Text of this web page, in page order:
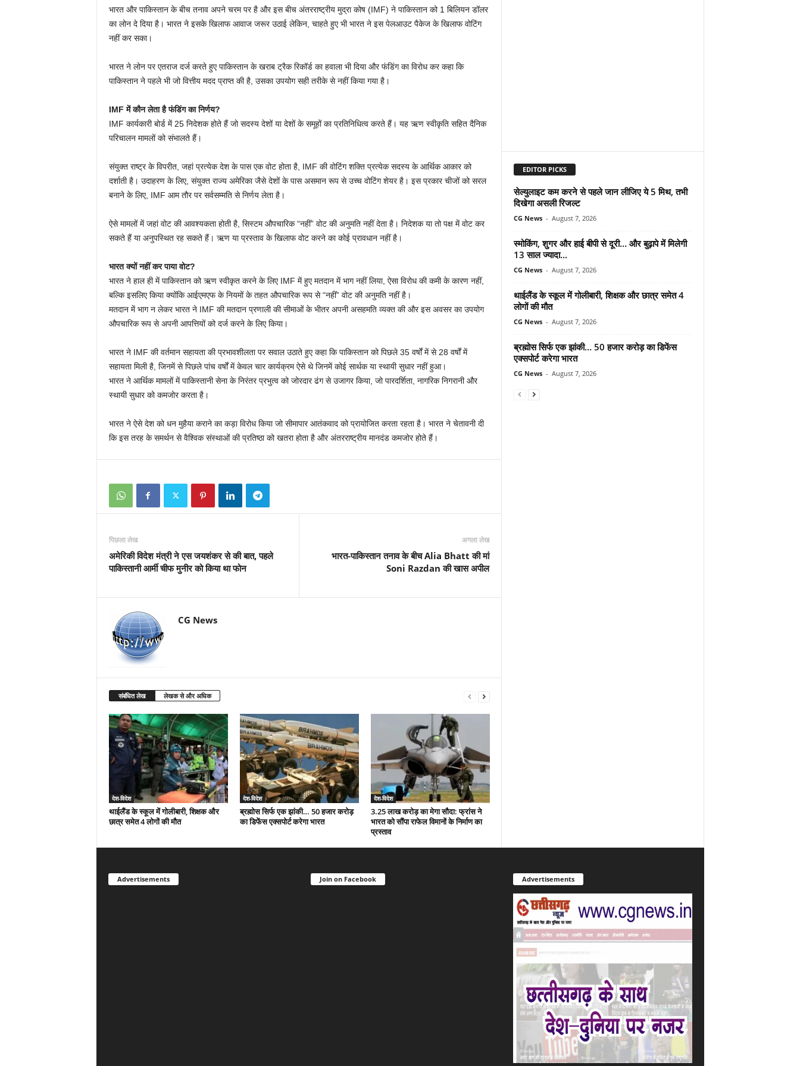
भारत और पाकिस्तान के बीच तनाव अपने चरम पर है और इस बीच अंतरराष्ट्रीय मुद्रा कोष (IMF) ने पाकिस्तान को 1 बिलियन डॉलर
का लोन दे दिया है। भारत ने इसके खिलाफ आवाज जरूर उठाई लेकिन, चाहते हुए भी भारत ने इस पेलआउट पैकेज के खिलाफ वोटिंग
नहीं कर सका।
भारत ने लोन पर एतराज दर्ज करते हुए पाकिस्तान के खराब ट्रैक रिकॉर्ड का हवाला भी दिया और फंडिंग का विरोध कर कहा कि
पाकिस्तान ने पहले भी जो वित्तीय मदद प्राप्त की है, उसका उपयोग सही तरीके से नहीं किया गया है।
IMF में कौन लेता है फंडिंग का निर्णय?
IMF कार्यकारी बोर्ड में 25 निदेशक होते हैं जो सदस्य देशों या देशों के समूहों का प्रतिनिधित्व करते हैं। यह ऋण स्वीकृति सहित दैनिक
परिचालन मामलों को संभालते हैं।
संयुक्त राष्ट्र के विपरीत, जहां प्रत्येक देश के पास एक वोट होता है, IMF की वोटिंग शक्ति प्रत्येक सदस्य के आर्थिक आकार को
दर्शाती है। उदाहरण के लिए, संयुक्त राज्य अमेरिका जैसे देशों के पास असमान रूप से उच्च वोटिंग शेयर है। इस प्रकार चीजों को सरल
बनाने के लिए, IMF आम तौर पर सर्वसम्मति से निर्णय लेता है।
ऐसे मामलों में जहां वोट की आवश्यकता होती है, सिस्टम औपचारिक “नहीं” वोट की अनुमति नहीं देता है। निदेशक या तो पक्ष में वोट कर
सकते हैं या अनुपस्थित रह सकते हैं। ऋण या प्रस्ताव के खिलाफ वोट करने का कोई प्रावधान नहीं है।
भारत क्यों नहीं कर पाया वोट?
भारत ने हाल ही में पाकिस्तान को ऋण स्वीकृत करने के लिए IMF में हुए मतदान में भाग नहीं लिया, ऐसा विरोध की कमी के कारण नहीं,
बल्कि इसलिए किया क्योंकि आईएमएफ के नियमों के तहत औपचारिक रूप से “नहीं” वोट की अनुमति नहीं है।
मतदान में भाग न लेकर भारत ने IMF की मतदान प्रणाली की सीमाओं के भीतर अपनी असहमति व्यक्त की और इस अवसर का उपयोग
औपचारिक रूप से अपनी आपत्तियों को दर्ज करने के लिए किया।
भारत ने IMF की वर्तमान सहायता की प्रभावशीलता पर सवाल उठाते हुए कहा कि पाकिस्तान को पिछले 35 वर्षों में से 28 वर्षों में
सहायता मिली है, जिनमें से पिछले पांच वर्षों में केवल चार कार्यक्रम ऐसे थे जिनमें कोई सार्थक या स्थायी सुधार नहीं हुआ।
भारत ने आर्थिक मामलों में पाकिस्तानी सेना के निरंतर प्रभुत्व को जोरदार ढंग से उजागर किया, जो पारदर्शिता, नागरिक निगरानी और
स्थायी सुधार को कमजोर करता है।
भारत ने ऐसे देश को धन मुहैया कराने का कड़ा विरोध किया जो सीमापार आतंकवाद को प्रायोजित करता रहता है। भारत ने चेतावनी दी
कि इस तरह के समर्थन से वैश्विक संस्थाओं की प्रतिष्ठा को खतरा होता है और अंतरराष्ट्रीय मानदंड कमजोर होते हैं।
पिछला लेख
अमेरिकी विदेश मंत्री ने एस जयशंकर से की बात, पहले
पाकिस्तानी आर्मी चीफ मुनीर को किया था फोन
अगला लेख
भारत-पाकिस्तान तनाव के बीच Alia Bhatt की मां
Soni Razdan की खास अपील
CG News
संबंधित लेख लेखक से और अधिक
देश-विदेश
थाईलैंड के स्कूल में गोलीबारी, शिक्षक और
छात्र समेत 4 लोगों की मौत
देश-विदेश
ब्रह्मोस सिर्फ एक झांकी… 50 हजार करोड़
का डिफेंस एक्सपोर्ट करेगा भारत
देश-विदेश
3.25 लाख करोड़ का मेगा सौदा: फ्रांस ने
भारत को सौंपा राफेल विमानों के निर्माण का
प्रस्ताव
EDITOR PICKS
सेल्युलाइट कम करने से पहले जान लीजिए ये 5 मिथ, तभी
दिखेगा असली रिजल्ट
CG News - August 7, 2026
स्मोकिंग, शुगर और हाई बीपी से दूरी… और बुढ़ापे में मिलेगी
13 साल ज्यादा...
CG News - August 7, 2026
थाईलैंड के स्कूल में गोलीबारी, शिक्षक और छात्र समेत 4
लोगों की मौत
CG News - August 7, 2026
ब्रह्मोस सिर्फ एक झांकी… 50 हजार करोड़ का डिफेंस
एक्सपोर्ट करेगा भारत
CG News - August 7, 2026
Advertisements Join on Facebook Advertisements